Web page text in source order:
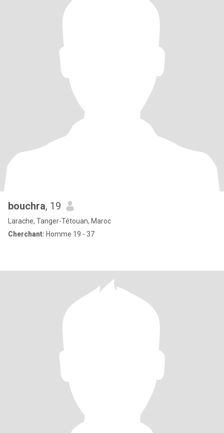
bouchra, 19
Larache, Tanger-Tétouan, Maroc
Cherchant: Homme 19 - 37